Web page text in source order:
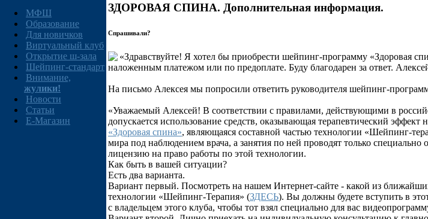
МФШ
Образование
Для новичков
Виртуальный клуб
Открытие ш-зала
Шейпинг-стандарт
Внимание,
жулики!
Новости
Статьи
E-Магазин
ЗДОРОВАЯ СПИНА. Дополнительная информация.
Спрашивали?
«Здравствуйте! Я хотел бы приобрести шейпинг-программу «Здоровая
наложенным платежом или по предоплате. Буду благодарен за ответ.
На письмо Алексея мы попросили ответить руководителя шейпинг-
«Уважаемый Алексей! В соответствии с правилами, действующими в
допускается использование средств, оказывающая терапевтический
«Здоровая спина», являющаяся составной частью технологии «Шейпинг-
мира под наблюдением врача, а занятия по ней проводят только специально
лицензию на право работы по этой технологии.
Как быть в вашей ситуации?
Есть два варианта.
Вариант первый. Посмотреть на нашем Интернет-сайте - какой из
технологии «Шейпинг-Терапия» (ЗДЕСЬ). Вы должны будете вступить в
с владельцем этого клуба, чтобы тот взял специально для вас